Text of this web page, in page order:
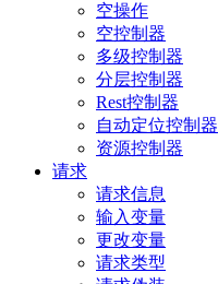
空操作
空控制器
多级控制器
分层控制器
Rest控制器
自动定位控制器
资源控制器
请求
请求信息
输入变量
更改变量
请求类型